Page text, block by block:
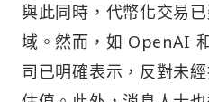
與此同時，代幣化交易
域。然而，如 OpenAI
司已明確表示，反對未